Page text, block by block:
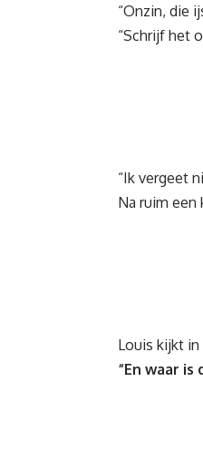
“Onzin, die
“Schrijf het
“Ik vergeet
Na ruim
Louis kijkt
“En waar is